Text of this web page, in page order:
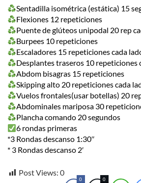
Sentadilla isométrica (estática) 15
Flexiones 12 repeticiones
Puente de glúteos unipodal 20 rep
Burpees 10 repeticiones
Escaladores 15 repeticiones cada
Desplantes traseros 10 repeticiones
Abdom bisagras 15 repeticiones
Skipping alto 20 repeticiones cada
Vuelos frontales(usar botellas) 20
Abdominales mariposa 30
Plancha comando 20 segundos
6 rondas primeras
*3 Rondas descanso 1:30″
* 3 Rondas descanso 2′
Post Views: 0
0 0